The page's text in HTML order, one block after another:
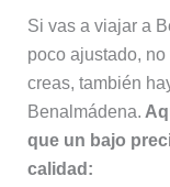
Si vas a viajar a
poco ajustado,
creas, también
Benalmádena.
que un bajo
calidad: